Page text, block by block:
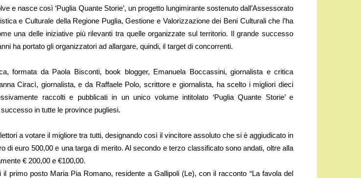
e nasce così ‘Puglia Quante Storie’, un progetto lungimirante sostenuto dall’Assessorato
e Culturale della Regione Puglia, Gestione e Valorizzazione dei Beni Culturali che l’ha
una delle iniziative più rilevanti tra quelle organizzate sul territorio. Il grande successo
ha portato gli organizzatori ad allargare, quindi, il target di concorrenti.
formata da Paola Bisconti, book blogger, Emanuela Boccassini, giornalista e critica
Ciracì, giornalista, e da Raffaele Polo, scrittore e giornalista, ha scelto i migliori dieci
raccolti e pubblicati in un unico volume intitolato ‘Puglia Quante Storie’ e
in tutte le province pugliesi.
a votare il migliore tra tutti, designando così il vincitore assoluto che si è aggiudicato in
di euro 500,00 e una targa di merito. Al secondo e terzo classificato sono andati, oltre alla
€ 200,00 e €100,00.
il primo posto Maria Pia Romano, residente a Gallipoli (Le), con il racconto “La favola del